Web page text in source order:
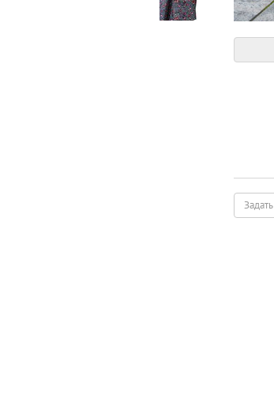
Задать
вопрос